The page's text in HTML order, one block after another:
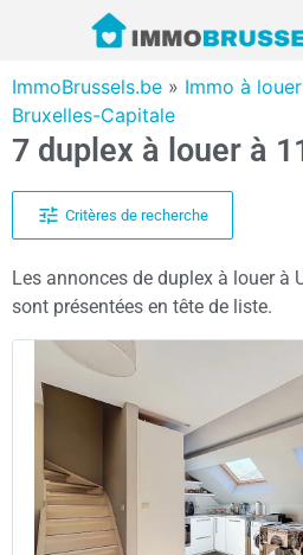
ImmoBrussels.be » Immo à louer
Bruxelles-Capitale
7 duplex à louer à
Critères de recherche
Les annonces de duplex à louer à
sont présentées en tête de liste.